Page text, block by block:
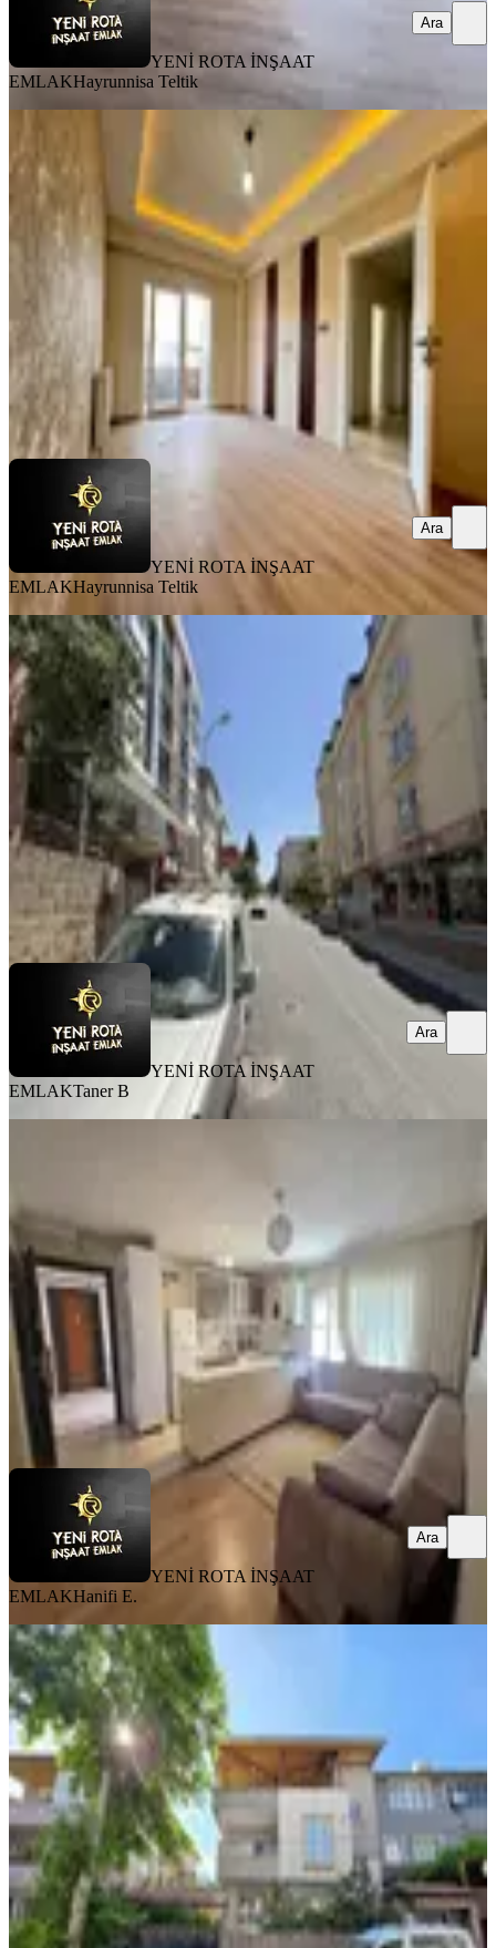
YENİ ROTA İNŞAAT
EMLAKHayrunnisa Teltik
Ara
Yeni Rota'dan Emniyet Müdürlüğü
Yanı Lüx 2+1 Kiralık Daire
Dulkadiroğlu, Bahçeli Evler Mahallesi
90 m²·3. Kat 31.07.2026
18.000 ₺19.500 ₺
YENİ ROTA İNŞAAT EMLAK
Ara
YENİ ROTA İNŞAAT
EMLAKHayrunnisa Teltik
Ara
MANZARALI
%17
Rota'dan Depozitosuz Egemenlik
Mah. Kiralık 3+1 Müstakil
Dulkadiroğlu, Egemenlik Mahallesi
3+1· 155 m² 31.07.2026
15.000 ₺18.000 ₺
YENİ ROTA İNŞAAT EMLAKTaner B
Ara
YENİ ROTA İNŞAAT
EMLAKTaner B
Ara
Dulkadiroğlu, Karataş Mahallesi
2+0
·60 m² · Yüksek giriş·31.07.2026
YENİ ROTA İNŞAAT EMLAK Hanifi E.
Ara
YENİ ROTA İNŞAAT
EMLAKHanifi E.
Ara
MANZARALI
Yeni Rota'dan Diş Hastanesi Civ.
Geniş 3+1 Kiralık Daire
Dulkadiroğlu, Mehmet Akif Mahallesi
·150 m² · 1. Kat 31.07.2026
18.000 ₺
YENİ ROTA İNŞAAT EMLAKHanifi E.